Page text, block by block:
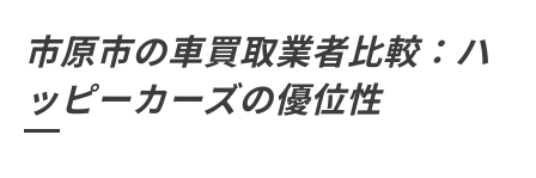
市原市の車買取業者比較：ハ
ッピーカーズの優位性